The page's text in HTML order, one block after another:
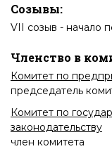
Созывы:
VII созыв - начало
Членство в
Комитет по
председатель
Комитет по
законодательству
член комитета